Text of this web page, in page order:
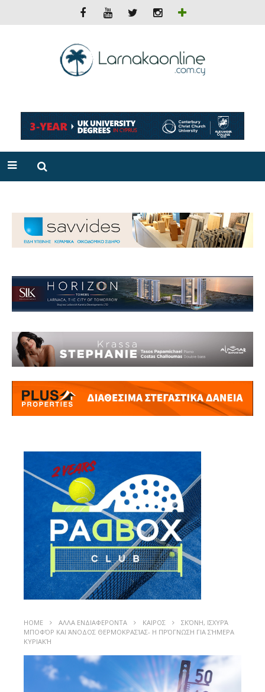
HOME ΑΛΛΑ ΕΝΔΙΑΦΕΡΟΝΤΑ ΚΑΙΡΟΣ
ΣΚΌΝΗ, ΙΣΧΥΡΆ
ΜΠΟΦΌΡ ΚΑΙ ΆΝΟΔΟΣ ΘΕΡΜΟΚΡΑΣΊΑΣ- H ΠΡΌΓΝΩΣΗ ΓΙΑ ΣΉΜΕΡΑ
ΚΥΡΙΑΚΉ